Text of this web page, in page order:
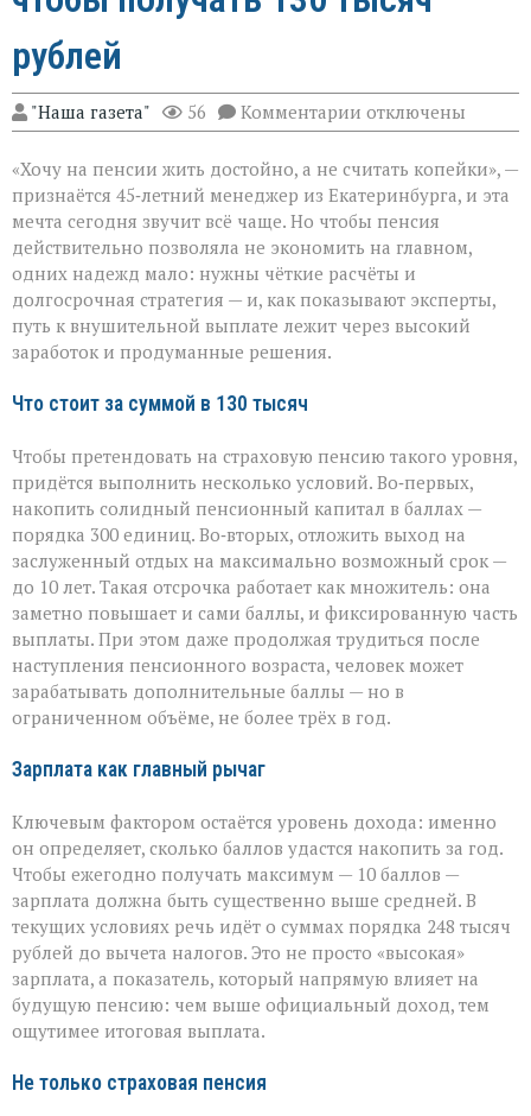
рублей
"Наша газета" 56 Комментарии к
записи
мечты:
что
нужно,
чтобы
получать
130
тысяч
рублей
отключены
«Хочу на пенсии жить достойно, а не считать копейки», —
признаётся 45‑летний менеджер из Екатеринбурга, и эта
мечта сегодня звучит всё чаще. Но чтобы пенсия
действительно позволяла не экономить на главном,
одних надежд мало: нужны чёткие расчёты и
долгосрочная стратегия — и, как показывают эксперты,
путь к внушительной выплате лежит через высокий
заработок и продуманные решения.
Что стоит за суммой в 130 тысяч
Чтобы претендовать на страховую пенсию такого уровня,
придётся выполнить несколько условий. Во‑первых,
накопить солидный пенсионный капитал в баллах —
порядка 300 единиц. Во‑вторых, отложить выход на
заслуженный отдых на максимально возможный срок —
до 10 лет. Такая отсрочка работает как множитель: она
заметно повышает и сами баллы, и фиксированную часть
выплаты. При этом даже продолжая трудиться после
наступления пенсионного возраста, человек может
зарабатывать дополнительные баллы — но в
ограниченном объёме, не более трёх в год.
Зарплата как главный рычаг
Ключевым фактором остаётся уровень дохода: именно
он определяет, сколько баллов удастся накопить за год.
Чтобы ежегодно получать максимум — 10 баллов —
зарплата должна быть существенно выше средней. В
текущих условиях речь идёт о суммах порядка 248 тысяч
рублей до вычета налогов. Это не просто «высокая»
зарплата, а показатель, который напрямую влияет на
будущую пенсию: чем выше официальный доход, тем
ощутимее итоговая выплата.
Не только страховая пенсия